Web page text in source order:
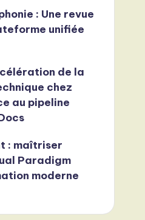
: Une revue
unifiée
de la
chez
au pipeline
: maîtriser
Paradigm
moderne